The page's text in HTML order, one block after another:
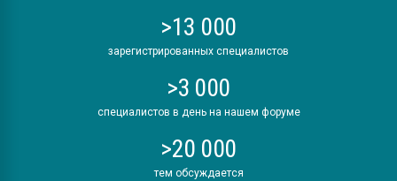
>13 000
зарегистрированных специалистов
>3 000
специалистов в день на нашем форуме
>20 000
тем обсуждается